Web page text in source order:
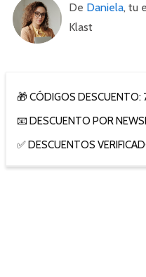
De Daniela, tu
Klast
🎁 CÓDIGOS DESCUENTO:
📧 DESCUENTO POR
✅ DESCUENTOS